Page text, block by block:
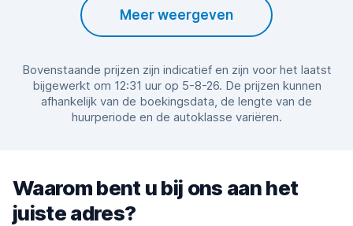
Meer weergeven
Bovenstaande prijzen zijn indicatief en zijn voor het laatst
bijgewerkt om 12:31 uur op 5-8-26. De prijzen kunnen
afhankelijk van de boekingsdata, de lengte van de
huurperiode en de autoklasse variëren.
Waarom bent u bij ons aan het
juiste adres?